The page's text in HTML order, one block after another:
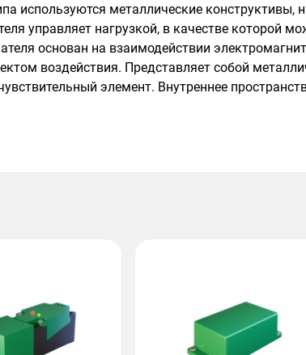
используются металлические конструктивы,
управляет нагрузкой, в качестве которой
основан на взаимодействии
воздействия. Представляет собой
элемент. Внутреннее